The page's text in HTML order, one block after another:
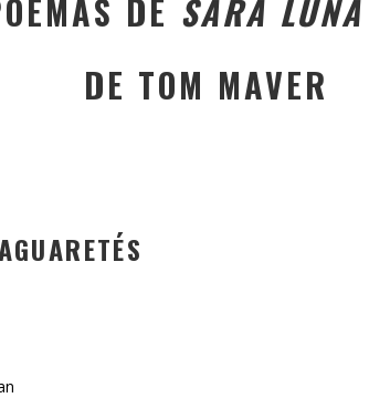
DE SARA LUNA
DE TOM MAVER